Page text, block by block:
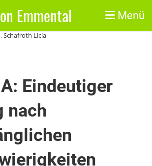
Emmental Menü
Schafroth Licia
Eindeutiger
nach